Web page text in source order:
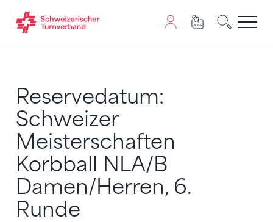
Reservedatum:
Schweizer
Meisterschaften
Korbball NLA/B
Damen/Herren, 6.
Runde